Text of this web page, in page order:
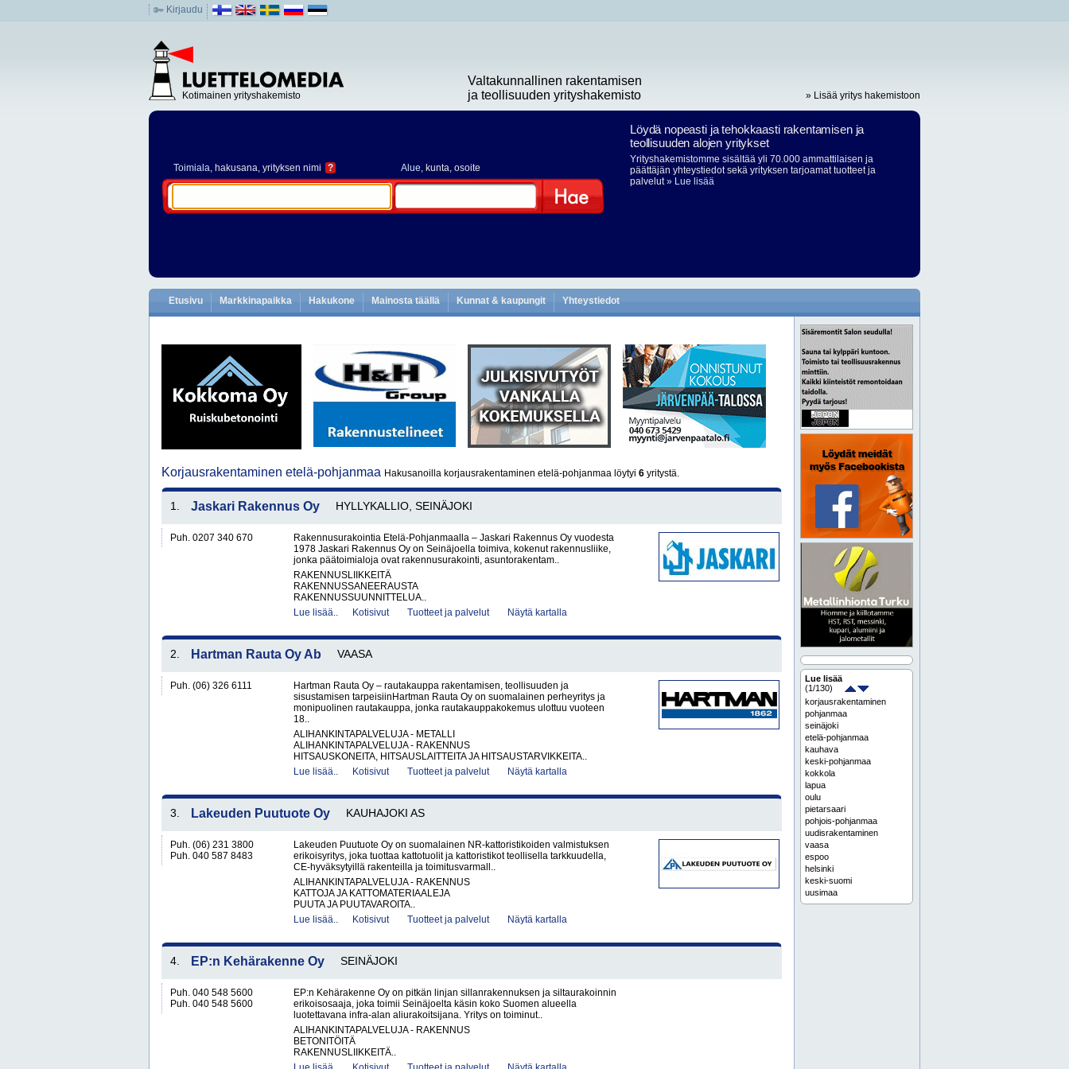
Kirjaudu
Kotimainen yrityshakemisto
Valtakunnallinen rakentamisen
ja teollisuuden yrityshakemisto
» Lisää yritys hakemistoon
Toimiala, hakusana, yrityksen nimi ? Alue, kunta, osoite
Löydä nopeasti ja tehokkaasti rakentamisen ja
teollisuuden alojen yritykset
Yrityshakemistomme sisältää yli 70.000 ammattilaisen ja
päättäjän yhteystiedot sekä yrityksen tarjoamat tuotteet ja
palvelut» Lue lisää
Etusivu Markkinapaikka Hakukone Mainosta täällä Kunnat & kaupungit Yhteystiedot
Korjausrakentaminen etelä-pohjanmaa Hakusanoilla korjausrakentaminen etelä-pohjanmaa löytyi 6 yritystä.
1. Jaskari Rakennus Oy HYLLYKALLIO, SEINÄJOKI
Puh. 0207 340 670
Rakennusurakointia Etelä-Pohjanmaalla – Jaskari Rakennus Oy vuodesta
1978 Jaskari Rakennus Oy on Seinäjoella toimiva, kokenut rakennusliike,
jonka päätoimialoja ovat rakennusurakointi, asuntorakentam..
RAKENNUSLIIKKEITÄ
RAKENNUSSANEERAUSTA
RAKENNUSSUUNNITTELUA..
Lue lisää..
Kotisivut Tuotteet ja palvelut Näytä kartalla
2. Hartman Rauta Oy Ab VAASA
Puh. (06) 326 6111
Hartman Rauta Oy – rautakauppa rakentamisen, teollisuuden ja
sisustamisen tarpeisiinHartman Rauta Oy on suomalainen perheyritys ja
monipuolinen rautakauppa, jonka rautakauppakokemus ulottuu vuoteen
18..
ALIHANKINTAPALVELUJA - METALLI
ALIHANKINTAPALVELUJA - RAKENNUS
HITSAUSKONEITA, HITSAUSLAITTEITA JA HITSAUSTARVIKKEITA..
Lue lisää..
Kotisivut Tuotteet ja palvelut Näytä kartalla
3. Lakeuden Puutuote Oy KAUHAJOKI AS
Puh. (06) 231 3800
Puh. 040 587 8483
Lakeuden Puutuote Oy on suomalainen NR-kattoristikoiden valmistuksen
erikoisyritys, joka tuottaa kattotuolit ja kattoristikot teollisella tarkkuudella,
CE-hyväksytyillä rakenteilla ja toimitusvarmall..
ALIHANKINTAPALVELUJA - RAKENNUS
KATTOJA JA KATTOMATERIAALEJA
PUUTA JA PUUTAVAROITA..
Lue lisää..
Kotisivut Tuotteet ja palvelut Näytä kartalla
4. EP:n Kehärakenne Oy SEINÄJOKI
Puh. 040 548 5600
Puh. 040 548 5600
EP:n Kehärakenne Oy on pitkän linjan sillanrakennuksen ja siltaurakoinnin
erikoisosaaja, joka toimii Seinäjoelta käsin koko Suomen alueella
luotettavana infra-alan aliurakoitsijana. Yritys on toiminut..
ALIHANKINTAPALVELUJA - RAKENNUS
BETONITÖITÄ
RAKENNUSLIIKKEITÄ..
Lue lisää
(1/130)
korjausrakentaminen
pohjanmaa
seinäjoki
etelä-pohjanmaa
kauhava
keski-pohjanmaa
kokkola
lapua
oulu
pietarsaari
pohjois-pohjanmaa
uudisrakentaminen
vaasa
espoo
helsinki
keski-suomi
uusimaa
vantaa